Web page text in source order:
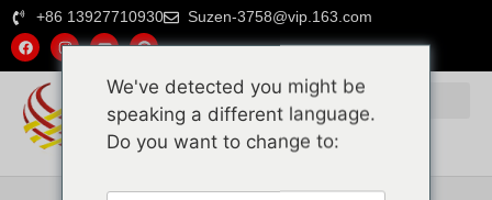
+86 13927710930 Suzen-3758@vip.163.com
We've detected you might be
speaking a different language.
Do you want to change to: